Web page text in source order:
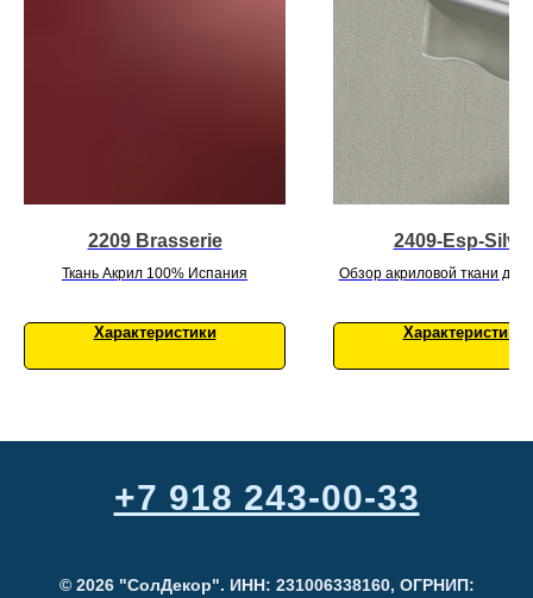
2209 Brasserie
Ткань Акрил 100% Испания
Характеристики
2409-Esp-
Обзор акриловой ткани для
Характеристики
+7 918 243-00-33
© 2026 "СолДекор". ИНН: 231006338160, ОГРНИП: